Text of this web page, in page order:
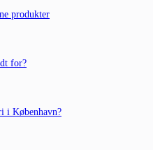
produkter
for?
i København?